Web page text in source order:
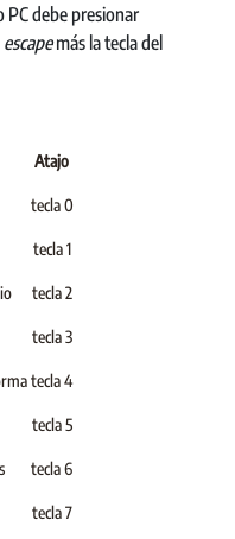
PC debe presionar
escapemás la tecla del
Atajo
tecla 0
tecla 1
tecla 2
tecla 3
tecla 4
tecla 5
tecla 6
tecla 7